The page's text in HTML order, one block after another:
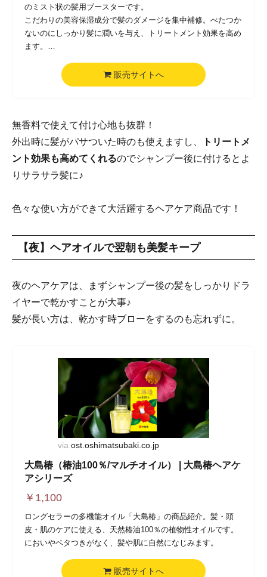
のミスト状の髪用ブースターです。
こだわりの美容保湿成分で髪のダメージを集中補修。べたつか
ないのにしっかり髪に潤いを与え、トリートメント効果を高め
ます。
かけたり、タオルドライ後に毛先にスプレーしたり。またトリ
ートメントや寝癖直しとして使えます。
販売サイトへ
無香料で使えて付け心地も抜群！
外出時に髪がパサついた時のも使えますし、
トリートメ
ント効果も高めてくれるのでシャンプー後に付けるとよ
りサラサラ髪に♪
色々な使い方ができて大活躍するヘアケア商品です！
【夜】ヘアオイルで翌朝も美髪キープ
夜のヘアケアは、まずシャンプー後の髪をしっかりドラ
イヤーで乾かすことが大事♪
髪が長い方は、乾かす時ブローをするのも忘れずに。
via ost.oshimatsubaki.co.jp
大島椿（椿油100％/マルチオイル） | 大島椿ヘアケ
アシリーズ
￥ 1,100
ロングセラーの多機能オイル「大島椿」の商品紹介。髪・頭
皮・肌のケアに使える、天然椿油100％の植物性オイルです。
においやベタつきがなく、髪や肌に自然になじみます。
販売サイトへ